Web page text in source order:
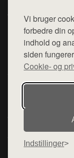
Vi bruger
forbedre din
indhold og
siden
Cookie- og
Indstillinger
Top Rabatter
Kontakt
Denne side er en
hjemmesider med
diverse webshops.
varerne på lager.